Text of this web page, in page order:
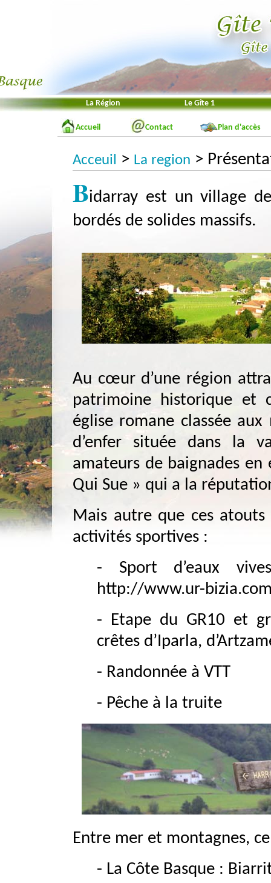
La Région Le Gîte 1
Accueil Contact Plan d'accès
Acceuil > La region >
Bidarray est un village
bordés de solides massifs.
Au cœur d’une région
patrimoine historique et
église romane classée
d’enfer située dans la
amateurs de baignades
Qui Sue » qui a la
Mais autre que ces
activités sportives :
- Sport d’eaux
http://www.ur-
- Etape du GR10 et
crêtes d’Iparla,
- Randonnée à VTT
- Pêche à la truite
Entre mer et montagnes,
- La Côte Basque :